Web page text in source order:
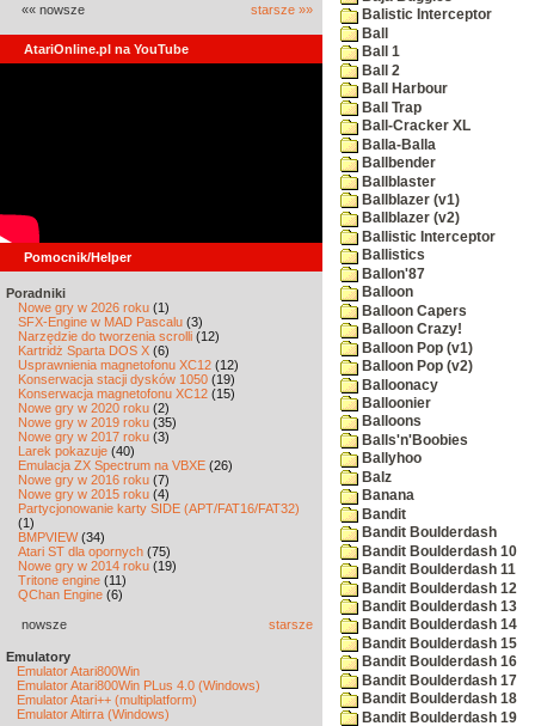
«« nowsze starsze »»
AtariOnline.pl na YouTube
Pomocnik/Helper
Poradniki
Nowe gry w 2026 roku (1)
SFX-Engine w MAD Pascalu (3)
Narzędzie do tworzenia scrolli (12)
Kartridż Sparta DOS X (6)
Usprawnienia magnetofonu XC12 (12)
Konserwacja stacji dysków 1050 (19)
Konserwacja magnetofonu XC12 (15)
Nowe gry w 2020 roku (2)
Nowe gry w 2019 roku (35)
Nowe gry w 2017 roku (3)
Larek pokazuje (40)
Emulacja ZX Spectrum na VBXE (26)
Nowe gry w 2016 roku (7)
Nowe gry w 2015 roku (4)
Partycjonowanie karty SIDE (APT/FAT16/FAT32)
(1)
BMPVIEW(34)
Atari ST dla opornych (75)
Nowe gry w 2014 roku (19)
Tritone engine (11)
QChan Engine (6)
nowsze starsze
Emulatory
Emulator Atari800Win
Emulator Atari800Win PLus 4.0 (Windows)
Emulator Atari++ (multiplatform)
Emulator Altirra (Windows)
Balistic Interceptor
Ball
Ball 1
Ball 2
Ball Harbour
Ball Trap
Ball-Cracker XL
Balla-Balla
Ballbender
Ballblaster
Ballblazer (v1)
Ballblazer (v2)
Ballistic Interceptor
Ballistics
Ballon'87
Balloon
Balloon Capers
Balloon Crazy!
Balloon Pop (v1)
Balloon Pop (v2)
Balloonacy
Balloonier
Balloons
Balls'n'Boobies
Ballyhoo
Balz
Banana
Bandit
Bandit Boulderdash
Bandit Boulderdash 10
Bandit Boulderdash 11
Bandit Boulderdash 12
Bandit Boulderdash 13
Bandit Boulderdash 14
Bandit Boulderdash 15
Bandit Boulderdash 16
Bandit Boulderdash 17
Bandit Boulderdash 18
Bandit Boulderdash 19